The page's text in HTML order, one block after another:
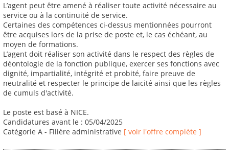
L’agent peut être amené à réaliser toute activité nécessaire au
service ou à la continuité de service.
Certaines des compétences ci-dessus mentionnées pourront
être acquises lors de la prise de poste et, le cas échéant, au
moyen de formations.
L’agent doit réaliser son activité dans le respect des règles de
déontologie de la fonction publique, exercer ses fonctions avec
dignité, impartialité, intégrité et probité, faire preuve de
neutralité et respecter le principe de laïcité ainsi que les règles
de cumuls d'activité.
Le poste est basé à NICE.
Candidatures avant le : 05/04/2025
Catégorie A - Filière administrative [ voir l'offre complète ]